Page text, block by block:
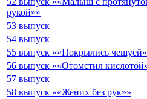
рукой»»
53 выпуск
54 выпуск
55 выпуск ««Покрылись
56 выпуск ««Отомстил
57 выпуск
58 выпуск ««Жених без рук»»